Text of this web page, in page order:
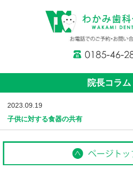
院長コラム
2023.09.19
子供に対する食器の共有